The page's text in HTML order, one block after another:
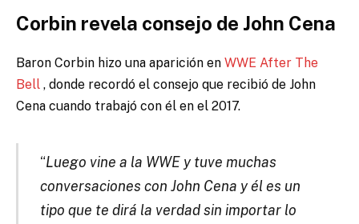
Corbin revela consejo de John Cena
Baron Corbin hizo una aparición en WWE After The
Bell , donde recordó el consejo que recibió de John
Cena cuando trabajó con él en el 2017.
“Luego vine a la WWE y tuve muchas
conversaciones con John Cena y él es un
tipo que te dirá la verdad sin importar lo